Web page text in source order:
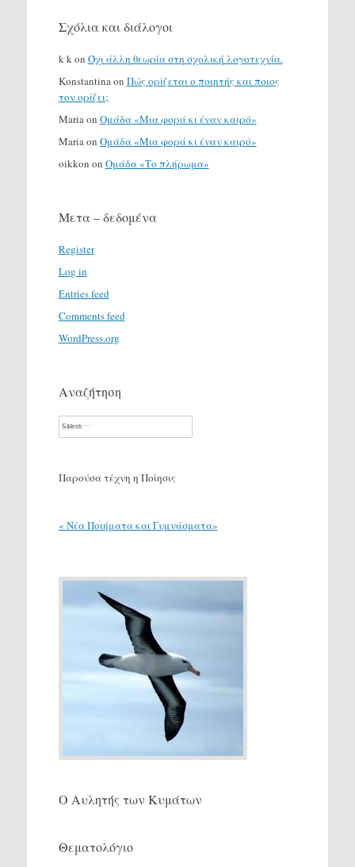
Σχόλια και διάλογοι
k kon Όχι άλλη θεωρία στη σχολική λογοτεχνία.
Konstantinaon Πώς ορίζεται ο ποιητής και ποιος
τον ορίζει;
Mariaon Ομάδα «Μια φορά κι έναν καιρό»
Mariaon Ομάδα «Μια φορά κι έναν καιρό»
oikkon on Ομάδα «Το πλήρωμα»
Μετα – δεδομένα
Register
Log in
Entries feed
Comments feed
WordPress.org
Αναζήτηση
Search
Παρούσα τέχνη η Ποίησις
« Νέα Ποιήματα και Γυμνάσματα»
Ο Αυλητής των Κυμάτων
Θεματολόγιο